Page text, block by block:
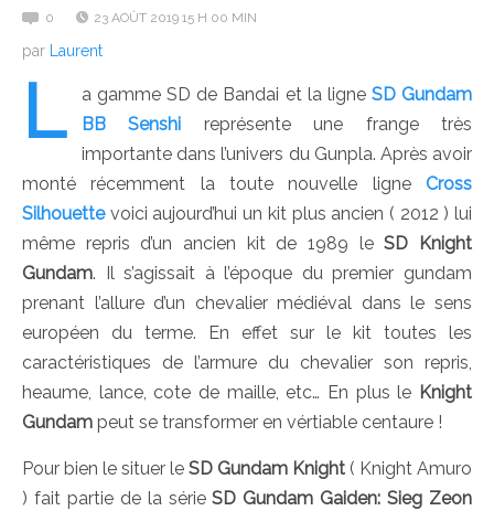
0 23 AOÛT 2019 15 H 00 MIN
par Laurent
L a gamme SD de Bandai et la ligne SD Gundam
BB Senshi représente une frange très
importante dans l’univers du Gunpla. Après avoir
monté récemment la toute nouvelle ligne Cross
Silhouettevoici aujourd’hui un kit plus ancien ( 2012 ) lui
même repris d’un ancien kit de 1989 leSD Knight
Gundam. Il s’agissait à l’époque du premier gundam
prenant l’allure d’un chevalier médiéval dans le sens
européen du terme. En effet sur le kit toutes les
caractéristiques de l’armure du chevalier son repris,
heaume, lance, cote de maille, etc… En plus le Knight
Gundam peut se transformer en vértiable centaure !
Pour bien le situer le SD Gundam Knight ( Knight Amuro
) fait partie de la sérieSD Gundam Gaiden: Sieg Zeon